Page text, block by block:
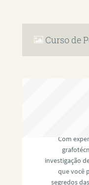
Curso de
Com
investigação
que você
segredos